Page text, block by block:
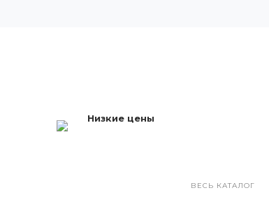
Низкие цены
ВЕСЬ КАТАЛОГ